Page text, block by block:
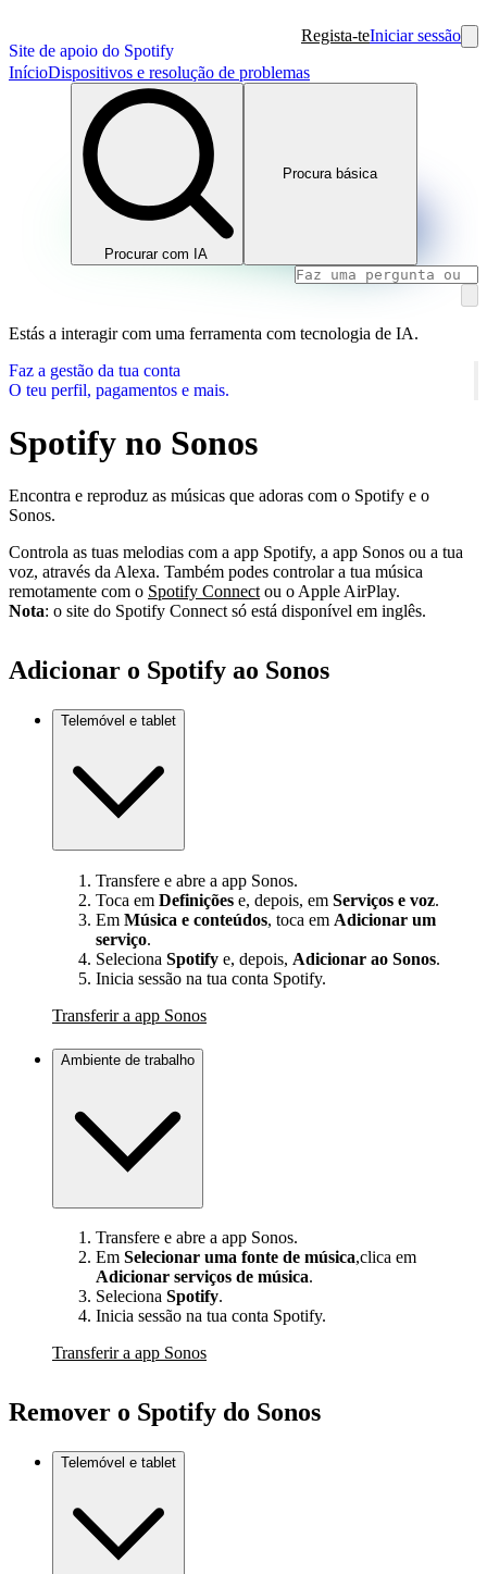
Site de apoio do Spotify
Regista-teIniciar sessão
InícioDispositivos e resolução de problemas
Procurar com IA
Procura básica
Estás a interagir com uma ferramenta com tecnologia de IA.
Faz a gestão da tua conta
O teu perfil, pagamentos e mais.
Spotify no Sonos
Encontra e reproduz as músicas que adoras com o Spotify e o
Sonos.
Controla as tuas melodias com a app Spotify, a app Sonos ou a tua
voz, através da Alexa. Também podes controlar a tua música
remotamente com o Spotify Connect ou o Apple AirPlay.
Nota: o site do Spotify Connect só está disponível em inglês.
Adicionar o Spotify ao Sonos
Telemóvel e tablet
Transfere e abre a app Sonos.
Toca em Definições e, depois, em Serviços e voz.
Em Música e conteúdos, toca em Adicionar um
serviço.
Seleciona Spotify e, depois, Adicionar ao Sonos.
Inicia sessão na tua conta Spotify.
Transferir a app Sonos
Ambiente de trabalho
Transfere e abre a app Sonos.
Em Selecionar uma fonte de música,clica em
Adicionar serviços de música.
Seleciona Spotify.
Inicia sessão na tua conta Spotify.
Transferir a app Sonos
Remover o Spotify do Sonos
Telemóvel e tablet